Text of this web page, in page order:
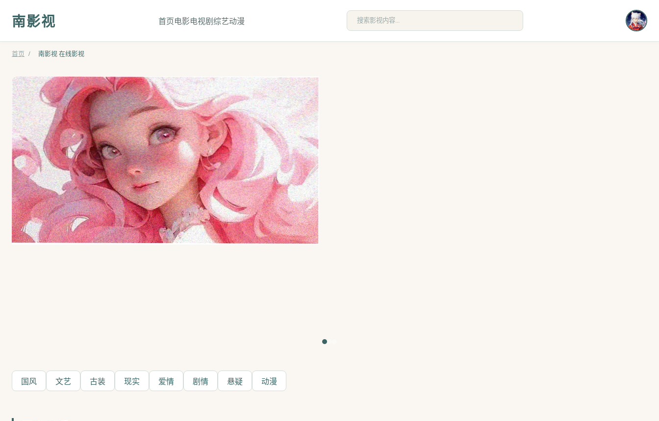
南影视 首页 电影电视剧 综艺动漫
首页 / 南影视 在线影视
国风 文艺 古装 现实 爱情 剧情 悬疑 动漫
即将上线
即将上线
即将上线